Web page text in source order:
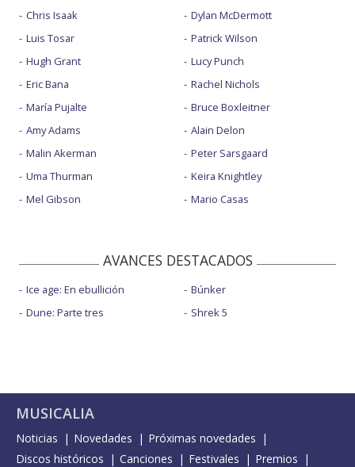
Chris Isaak
Luis Tosar
Hugh Grant
Eric Bana
María Pujalte
Amy Adams
Malin Akerman
Uma Thurman
Mel Gibson
Dylan McDermott
Patrick Wilson
Lucy Punch
Rachel Nichols
Bruce Boxleitner
Alain Delon
Peter Sarsgaard
Keira Knightley
Mario Casas
AVANCES DESTACADOS
Ice age: En ebullición
Dune: Parte tres
Búnker
Shrek 5
MUSICALIA
Noticias Novedades
Próximas novedades
Discos históricos
Canciones Festivales
Premios